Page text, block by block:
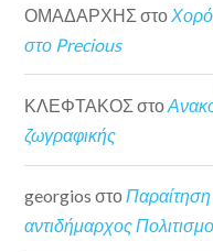
ΟΜΑΔΑΡΧΗΣ στο
στο Precious
ΚΛΕΦΤΑΚΟΣ στο
ζωγραφικής
georgios στο
αντιδήμαρχος